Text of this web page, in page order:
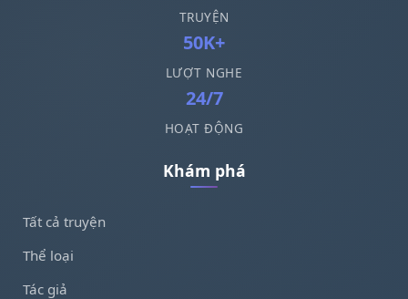
TRUYỆN
50K+
LƯỢT NGHE
24/7
HOẠT ĐỘNG
Khám phá
Tất cả truyện
Thể loại
Tác giả